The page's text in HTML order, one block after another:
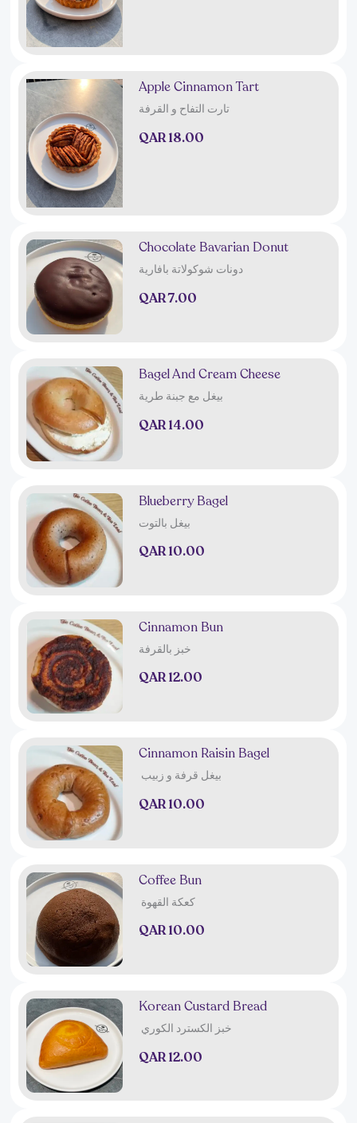
Apple Cinnamon Tart
تارت التفاح و القرفة
QAR 18.00
Chocolate Bavarian Donut
دونات شوكولاتة بافارية
QAR 7.00
Bagel And Cream Cheese
بيغل مع جبنة طرية
QAR 14.00
Blueberry Bagel
بيغل بالتوت
QAR 10.00
Cinnamon Bun
خبز بالقرفة
QAR 12.00
Cinnamon Raisin Bagel
بيغل قرفة و زبيب
QAR 10.00
Coffee Bun
كعكة القهوة
QAR 10.00
Korean Custard Bread
خبز الكسترد الكوري
QAR 12.00